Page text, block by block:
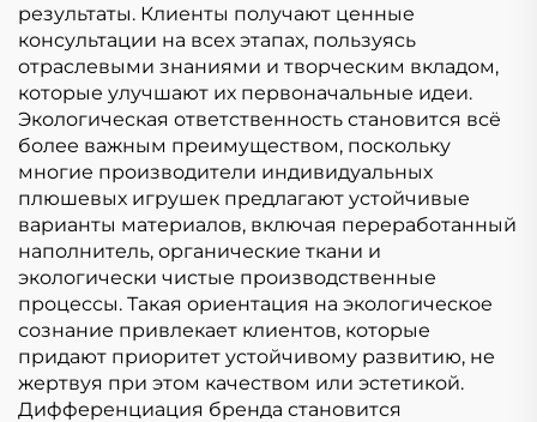
результаты. Клиенты получают ценные
консультации на всех этапах, пользуясь
отраслевыми знаниями и творческим вкладом,
которые улучшают их первоначальные идеи.
Экологическая ответственность становится всё
более важным преимуществом, поскольку
многие производители индивидуальных
плюшевых игрушек предлагают устойчивые
варианты материалов, включая переработанный
наполнитель, органические ткани и
экологически чистые производственные
процессы. Такая ориентация на экологическое
сознание привлекает клиентов, которые
придают приоритет устойчивому развитию, не
жертвуя при этом качеством или эстетикой.
Дифференциация бренда становится